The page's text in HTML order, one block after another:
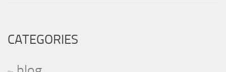
CATEGORIES